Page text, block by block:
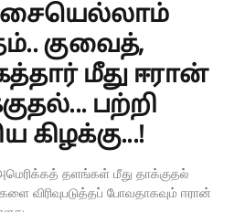
குவைத்,
மீது ஈரான்
பற்றி
கிழக்கு...!
தளங்கள் மீது தாக்குதல்
விரிவுபடுத்தப் போவதாகவும் ஈரான்